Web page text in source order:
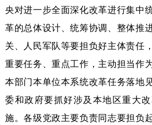
山东 河南 湖北
广东 广西 海南
新疆 内蒙古 黑龙江
央对进一步全面深化改革进行集中
革的总体设计、统筹协调、整体推
关、人民军队等要担负好主体责任
重要任务、重点工作，主动担当作
本部门本单位本系统改革任务落地
委和政府要抓好涉及本地区重大
施。各级党政主要负责同志要担负